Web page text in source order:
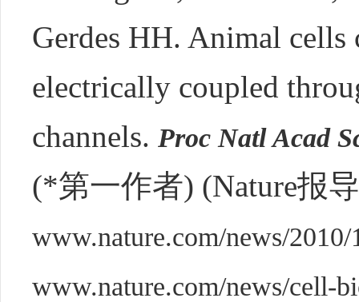
Gerdes HH. Animal cells
electrically coupled
channels. Proc Natl Acad
(*第一作者) (Nature报
www.nature.com/news/
www.nature.com/news/cell-